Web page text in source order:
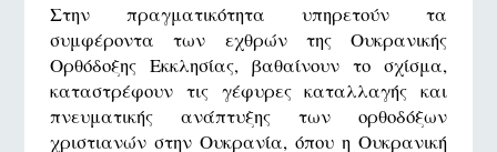
Στην πραγματικότητα υπηρετούν τα
συμφέροντα των εχθρών της Ουκρανικής
Ορθόδοξης Εκκλησίας, βαθαίνουν το σχίσμα,
καταστρέφουν τις γέφυρες καταλλαγής και
πνευματικής ανάπτυξης των ορθοδόξων
χριστιανών στην Ουκρανία, όπου η Ουκρανική